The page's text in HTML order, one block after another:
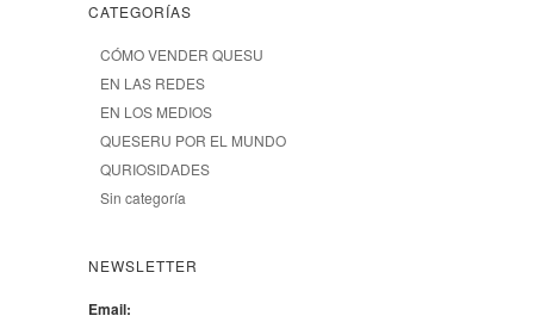
CATEGORÍAS
CÓMO VENDER QUESU
EN LAS REDES
EN LOS MEDIOS
QUESERU POR EL MUNDO
QURIOSIDADES
Sin categoría
NEWSLETTER
Email: